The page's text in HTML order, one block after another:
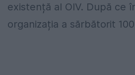
existență al OIV. După ce
organizația a sărbătorit